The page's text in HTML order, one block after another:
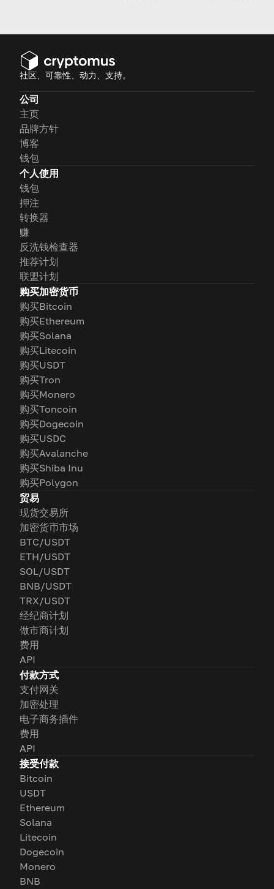
社区、可靠性、动力、支持。
公司
主页
品牌方针
博客
钱包
个人使用
钱包
押注
转换器
赚
反洗钱检查器
推荐计划
联盟计划
购买加密货币
购买Bitcoin
购买Ethereum
购买Solana
购买Litecoin
购买USDT
购买Tron
购买Monero
购买Toncoin
购买Dogecoin
购买USDC
购买Avalanche
购买Shiba Inu
购买Polygon
贸易
现货交易所
加密货币市场
BTC/USDT
ETH/USDT
SOL/USDT
BNB/USDT
TRX/USDT
经纪商计划
做市商计划
费用
API
付款方式
支付网关
加密处理
电子商务插件
费用
API
接受付款
Bitcoin
USDT
Ethereum
Solana
Litecoin
Dogecoin
Monero
BNB